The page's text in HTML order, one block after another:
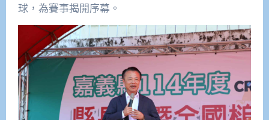
球，為賽事揭開序幕。